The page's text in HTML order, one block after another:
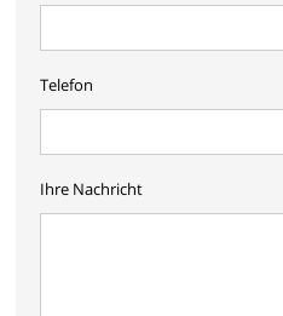
Telefon
Ihre Nachricht